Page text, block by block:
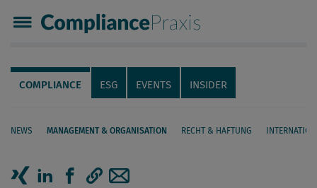
Compliance Praxis
Servicenavigation
Navigation
COMPLIANCE ESG EVENTS INSIDER
NEWS MANAGEMENT & ORGANISATION RECHT & HAFTUNG
Seiteninhalt